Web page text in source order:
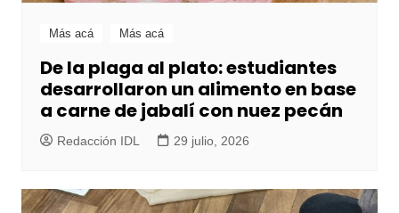
Más acá Más acá
De la plaga al plato: estudiantes
desarrollaron un alimento en base
a carne de jabalí con nuez pecán
Redacción IDL 29 julio, 2026